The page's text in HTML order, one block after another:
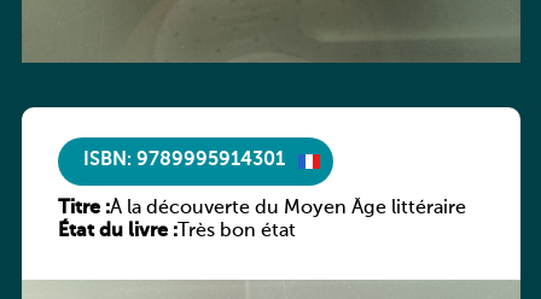
ISBN: 9789995914301
Titre :À la découverte du Moyen Âge littéraire
État du livre :Très bon état